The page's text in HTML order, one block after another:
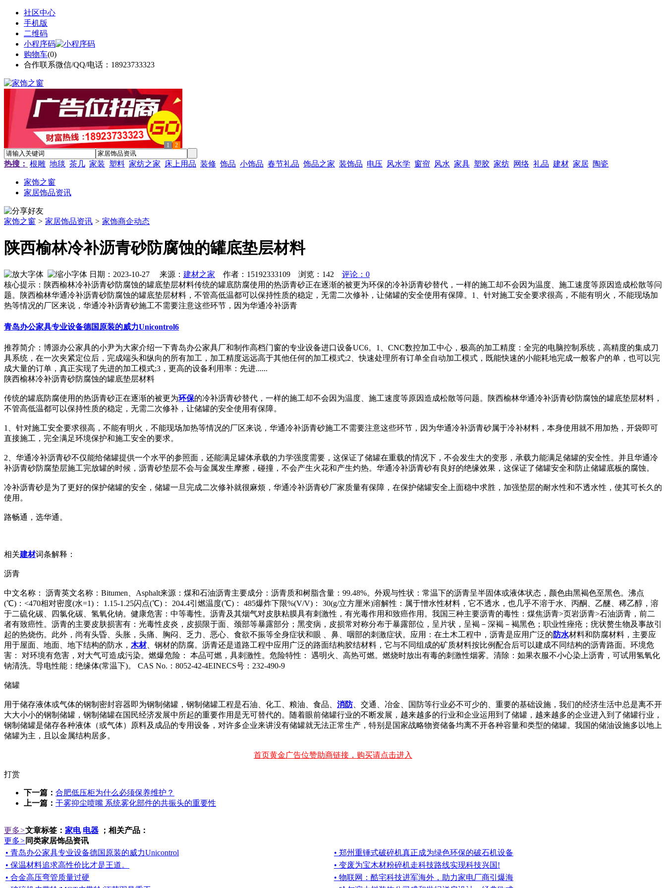
社区中心
手机版
二维码
小程序码
购物车(0)
合作联系微信/QQ/电话：18923733323
1 2
热搜： 根雕 地毯 茶几 家装 塑料 家纺之家 床上用品 装修 饰品 小饰品 春节礼品 饰品之家 装饰品 电压 风水学 窗帘 风水 家具 塑胶 家纺 网络 礼品 建材 家居 陶瓷
家饰之窗
家居饰品资讯
家饰之窗 > 家居饰品资讯 > 家饰商企动态
陕西榆林冷补沥青砂防腐蚀的罐底垫层材料
日期：2023-10-27 来源： 建材之家 作者：15192333109 浏览： 142
评论：0
核心提示：陕西榆林冷补沥青砂防腐蚀的罐底垫层材料传统的罐底防腐使用的热沥青砂正在逐渐的被更为环保的冷补沥青砂替代，一样的施工却不会因为温度、施工速度等原因造成松散等问
题。陕西榆林华通冷补沥青砂防腐蚀的罐底垫层材料，不管高低温都可以保持性质的稳定，无需二次修补，让储罐的安全使用有保障。1、针对施工安全要求很高，不能有明火，不能现场加
热等情况的厂区来说，华通冷补沥青砂施工不需要注意这些环节，因为华通冷补沥青
青岛办公家具专业设备德国原装的威力Unicontrol6
推荐简介：博源办公家具的小尹为大家介绍一下青岛办公家具厂和制作高档门窗的专业设备进口设备UC6。1、CNC数控加工中心，极高的加工精度：全完的电脑控制系统，高精度的集成刀
具系统，在一次夹紧定位后，完成端头和纵向的所有加工，加工精度远远高于其他任何的加工模式;2、快速处理所有订单全自动加工模式，既能快速的小能耗地完成一般客户的单，也可以完
成大量的订单，真正实现了先进的加工模式;3，更高的设备利用率：先进......
陕西榆林冷补沥青砂防腐蚀的罐底垫层材料
传统的罐底防腐使用的热沥青砂正在逐渐的被更为环保的冷补沥青砂替代，一样的施工却不会因为温度、施工速度等原因造成松散等问题。陕西榆林华通冷补沥青砂防腐蚀的罐底垫层材料，
不管高低温都可以保持性质的稳定，无需二次修补，让储罐的安全使用有保障。
1、针对施工安全要求很高，不能有明火，不能现场加热等情况的厂区来说，华通冷补沥青砂施工不需要注意这些环节，因为华通冷补沥青砂属于冷补材料，本身使用就不用加热，开袋即可
直接施工，完全满足环境保护和施工安全的要求。
2、华通冷补沥青砂不仅能给储罐提供一个水平的参照面，还能满足罐体承载的力学强度需要，这保证了储罐在重载的情况下，不会发生大的变形，承载力能满足储罐的安全性。并且华通冷
补沥青砂防腐垫层施工完放罐的时候，沥青砂垫层不会与金属发生摩擦，碰撞，不会产生火花和产生灼热。华通冷补沥青砂有良好的绝缘效果，这保证了储罐安全和防止储罐底板的腐蚀。
冷补沥青砂是为了更好的保护储罐的安全，储罐一旦完成二次修补就很麻烦，华通冷补沥青砂厂家质量有保障，在保护储罐安全上面稳中求胜，加强垫层的耐水性和不透水性，使其可长久的
使用。
路畅通，选华通。
相关建材词条解释：
沥青
中文名称： 沥青英文名称：Bitumen、Asphalt来源：煤和石油沥青主要成分：沥青质和树脂含量：99.48%。外观与性状：常温下的沥青呈半固体或液体状态，颜色由黑褐色至黑色。沸点
(℃)：<470相对密度(水=1)： 1.15-1.25闪点(℃)： 204.4引燃温度(℃)： 485爆炸下限%(V/V)： 30(g/立方厘米)溶解性：属于憎水性材料，它不透水，也几乎不溶于水、丙酮、乙醚、稀乙醇，溶
于二硫化碳、四氯化碳、氢氧化钠。健康危害：中等毒性。沥青及其烟气对皮肤粘膜具有刺激性，有光毒作用和致癌作用。我国三种主要沥青的毒性：煤焦沥青>页岩沥青>石油沥青，前二
者有致癌性。沥青的主要皮肤损害有：光毒性皮炎，皮损限于面、颈部等暴露部分；黑变病，皮损常对称分布于暴露部位，呈片状，呈褐－深褐－褐黑色；职业性痤疮；疣状赘生物及事故引
起的热烧伤。此外，尚有头昏、头胀，头痛、胸闷、乏力、恶心、食欲不振等全身症状和眼 、鼻、咽部的刺激症状。应用：在土木工程中，沥青是应用广泛的 防水材料和防腐材料，主要应
用于屋面、地面、地下结构的防水， 木材、钢材的防腐。沥青还是道路工程中应用广泛的路面结构胶结材料，它与不同组成的矿质材料按比例配合后可以建成不同结构的沥青路面。环境危
害： 对环境有危害，对大气可造成污染。燃爆危险： 本品可燃，具刺激性。危险特性： 遇明火、高热可燃。燃烧时放出有毒的刺激性烟雾。清除：如果衣服不小心染上沥青，可试用氢氧化
钠清洗。导电性能：绝缘体(常温下)。 CAS No.：8052-42-4EINECS号：232-490-9
储罐
用于储存液体或气体的钢制密封容器即为钢制储罐，钢制储罐工程是石油、化工、粮油、食品、 消防、交通、冶金、国防等行业必不可少的、重要的基础设施，我们的经济生活中总是离不开
大大小小的钢制储罐，钢制储罐在国民经济发展中所起的重要作用是无可替代的。随着眼前储罐行业的不断发展，越来越多的行业和企业运用到了储罐，越来越多的企业进入到了储罐行业，
钢制储罐是储存各种液体（或气体）原料及成品的专用设备，对许多企业来讲没有储罐就无法正常生产，特别是国家战略物资储备均离不开各种容量和类型的储罐。我国的储油设施多以地上
储罐为主，且以金属结构居多。
首页黄金广告位赞助商链接，购买请点击进入
打赏
下一篇： 合肥低压柜为什么必须保养维护？
上一篇： 干雾抑尘喷嘴 系统雾化部件的共振头的重要性
更多>文章标签： 家电 电器 ；相关产品：
更多> 同类家居饰品资讯
• 青岛办公家具专业设备德国原装的威力Unicontrol
• 郑州重锤式破碎机真正成为绿色环保的破石机设备
• 保温材料追求高性价比才是王道。
• 变废为宝木材粉碎机走科技路线实现科技兴国!
• 合金高压弯管质量过硬
• 物联网：酷宅科技进军海外，助力家电厂商引爆海